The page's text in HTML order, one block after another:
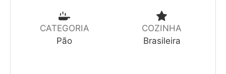
CATEGORIA
Pão
COZINHA
Brasileira